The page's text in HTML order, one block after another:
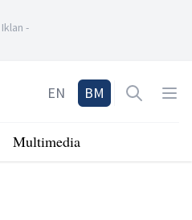
Iklan -
EN BM Open
Multimedia